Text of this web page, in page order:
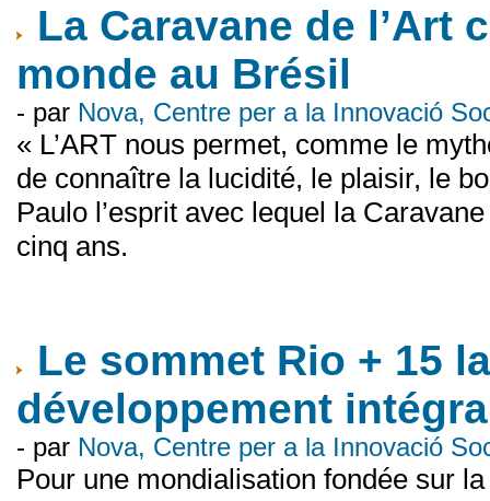
La Caravane de l’Art
monde au Brésil
- par Nova, Centre per a la Innovació
« L’ART nous permet, comme le
de connaître la lucidité, le plaisir, le
Paulo l’esprit avec lequel la
cinq ans.
Le sommet Rio + 15
développement
- par Nova, Centre per a la Innovació
Pour une mondialisation fondée sur